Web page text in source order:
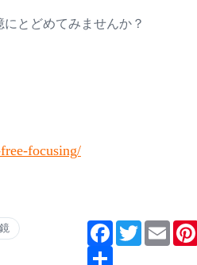
とどめてみませんか？
focusing/
Facebook
TwitterEmail
Share